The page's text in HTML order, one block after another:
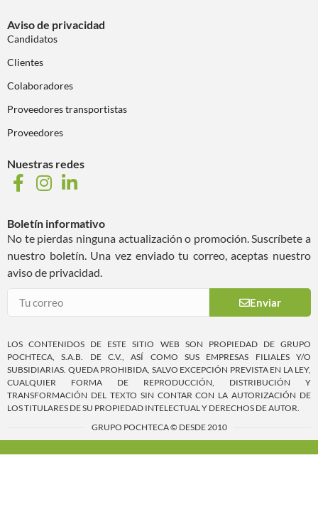
Aviso de privacidad
Candidatos
Clientes
Colaboradores
Proveedores transportistas
Proveedores
Nuestras redes
Boletín informativo
No te pierdas ninguna actualización o promoción. Suscríbete a
nuestro boletín. Una vez enviado tu correo, aceptas nuestro
aviso de privacidad.
Enviar
LOS CONTENIDOS DE ESTE SITIO WEB SON PROPIEDAD DE GRUPO
POCHTECA, S.A.B. DE C.V., ASÍ COMO SUS EMPRESAS FILIALES Y/O
SUBSIDIARIAS. QUEDA PROHIBIDA, SALVO EXCEPCIÓN PREVISTA EN LA LEY,
CUALQUIER FORMA DE REPRODUCCIÓN, DISTRIBUCIÓN Y
TRANSFORMACIÓN DEL TEXTO SIN CONTAR CON LA AUTORIZACIÓN DE
LOS TITULARES DE SU PROPIEDAD INTELECTUAL Y DERECHOS DE AUTOR.
GRUPO POCHTECA © DESDE 2010